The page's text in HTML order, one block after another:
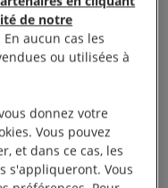
l’accaparement
de
d’acteurs
le pouvoir
de notre
En aucun cas les
ou utilisées à
donnez votre
Vous pouvez
et dans ce cas, les
s'appliqueront. Vous